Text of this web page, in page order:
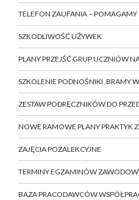
TELEFON ZAUFANIA – POMAGAMY
SZKODLIWOŚĆ UŻYWEK
PLANY PRZEJŚĆ GRUP UCZNIÓW
SZKOLENIE PODNOŚNIKI ,BRAMY
ZESTAW PODRĘCZNIKÓW DO
NOWE RAMOWE PLANY PRAKTYK
ZAJĘCIA POZALEKCYJNE
TERMINY EGZAMINÓW
BAZA PRACODAWCÓW